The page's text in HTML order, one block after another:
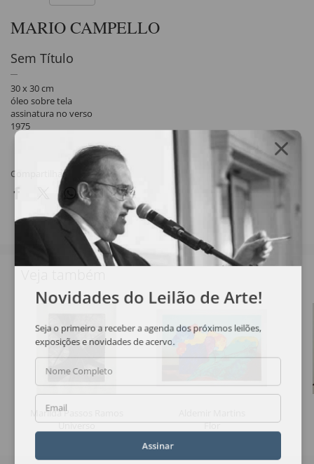
MARIO CAMPELLO
Sem Título
30 x 30 cm
óleo sobre tela
assinatura no verso
1975
Compartilhar
Marilda Passos Ramos
Universo
Flor
Novidades do Leilão de Arte!
Seja o primeiro a receber a agenda dos próximos leilões,
exposições e novidades de acervo.
Nome Completo
Email
Assinar